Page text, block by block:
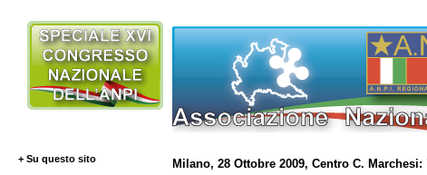
+ Su questo sito Milano, 28 Ottobre 2009, Centro C.